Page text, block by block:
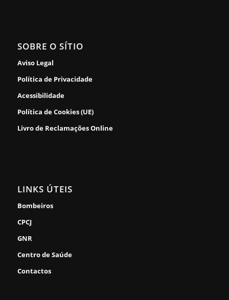
SOBRE O SÍTIO
Aviso Legal
Política de Privacidade
Acessibilidade
Política de Cookies (UE)
Livro de Reclamações Online
LINKS ÚTEIS
Bombeiros
CPCJ
GNR
Centro de Saúde
Contactos